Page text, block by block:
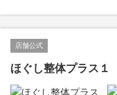
店舗公式
ほぐし整体プラス１